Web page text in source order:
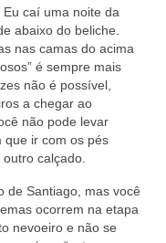
caí uma noite da
abaixo do beliche.
nas camas do acima
é sempre mais
não é possível,
a chegar ao
não pode levar
que ir com os pés
calçado.
de Santiago, mas você
ocorrem na etapa
nevoeiro e não se